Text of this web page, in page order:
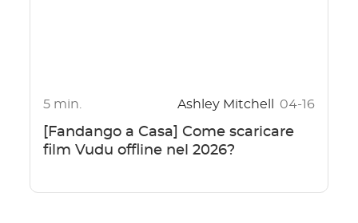
5 min. Ashley Mitchell 04-16
[Fandango a Casa] Come scaricare
film Vudu offline nel 2026?